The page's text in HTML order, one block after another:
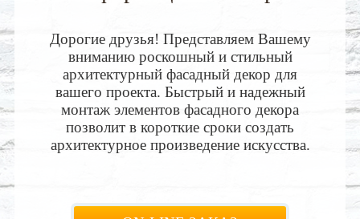
Дорогие друзья! Представляем Вашему
вниманию роскошный и стильный
архитектурный фасадный декор для
вашего проекта. Быстрый и надежный
монтаж элементов фасадного декора
позволит в короткие сроки создать
архитектурное произведение искусства.